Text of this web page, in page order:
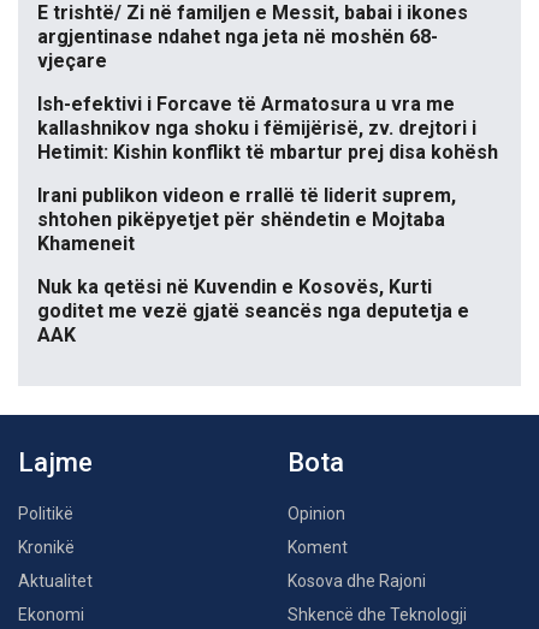
E trishtë/ Zi në familjen e Messit, babai i ikones
argjentinase ndahet nga jeta në moshën 68-
vjeçare
Ish-efektivi i Forcave të Armatosura u vra me
kallashnikov nga shoku i fëmijërisë, zv. drejtori i
Hetimit: Kishin konflikt të mbartur prej disa kohësh
Irani publikon videon e rrallë të liderit suprem,
shtohen pikëpyetjet për shëndetin e Mojtaba
Khameneit
Nuk ka qetësi në Kuvendin e Kosovës, Kurti
goditet me vezë gjatë seancës nga deputetja e
AAK
Lajme
Politikë
Kronikë
Aktualitet
Ekonomi
Bota
Opinion
Koment
Kosova dhe Rajoni
Shkencë dhe Teknologji